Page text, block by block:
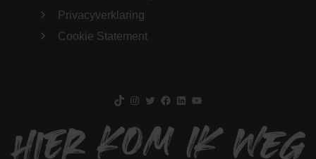
Privacyverklaring
Cookie Statement